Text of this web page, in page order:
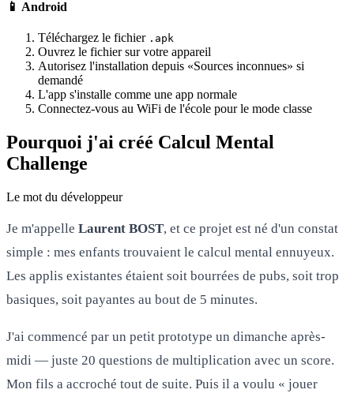
📱 Android
Téléchargez le fichier .apk
Ouvrez le fichier sur votre appareil
Autorisez l'installation depuis «Sources inconnues» si
demandé
L'app s'installe comme une app normale
Connectez-vous au WiFi de l'école pour le mode classe
Pourquoi j'ai créé Calcul Mental
Challenge
Le mot du développeur
Je m'appelle Laurent BOST, et ce projet est né d'un constat
simple : mes enfants trouvaient le calcul mental ennuyeux.
Les applis existantes étaient soit bourrées de pubs, soit trop
basiques, soit payantes au bout de 5 minutes.
J'ai commencé par un petit prototype un dimanche après-
midi — juste 20 questions de multiplication avec un score.
Mon fils a accroché tout de suite. Puis il a voulu « jouer